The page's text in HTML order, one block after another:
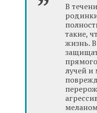
В
такие,
жизнь.
лучей и